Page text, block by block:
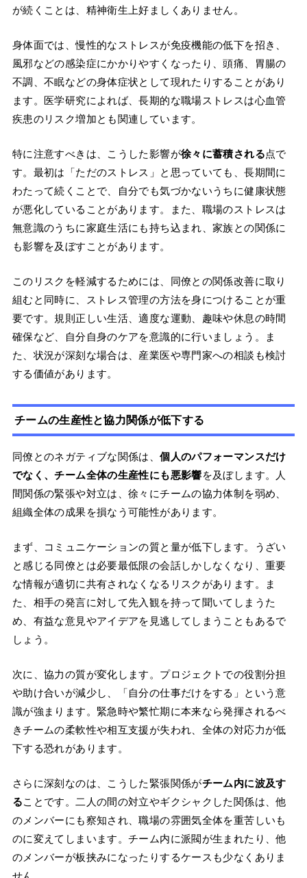
が続くことは、精神衛生上好ましくありません。
身体面では、慢性的なストレスが免疫機能の低下を招き、
風邪などの感染症にかかりやすくなったり、頭痛、胃腸の
不調、不眠などの身体症状として現れたりすることがあり
ます。医学研究によれば、長期的な職場ストレスは心血管
疾患のリスク増加とも関連しています。
特に注意すべきは、こうした影響が徐々に蓄積される点で
す。最初は「ただのストレス」と思っていても、長期間に
わたって続くことで、自分でも気づかないうちに健康状態
が悪化していることがあります。また、職場のストレスは
無意識のうちに家庭生活にも持ち込まれ、家族との関係に
も影響を及ぼすことがあります。
このリスクを軽減するためには、同僚との関係改善に取り
組むと同時に、ストレス管理の方法を身につけることが重
要です。規則正しい生活、適度な運動、趣味や休息の時間
確保など、自分自身のケアを意識的に行いましょう。ま
た、状況が深刻な場合は、産業医や専門家への相談も検討
する価値があります。
チームの生産性と協力関係が低下する
同僚とのネガティブな関係は、個人のパフォーマンスだけ
でなく、チーム全体の生産性にも悪影響を及ぼします。人
間関係の緊張や対立は、徐々にチームの協力体制を弱め、
組織全体の成果を損なう可能性があります。
まず、コミュニケーションの質と量が低下します。うざい
と感じる同僚とは必要最低限の会話しかしなくなり、重要
な情報が適切に共有されなくなるリスクがあります。ま
た、相手の発言に対して先入観を持って聞いてしまうた
め、有益な意見やアイデアを見逃してしまうこともあるで
しょう。
次に、協力の質が変化します。プロジェクトでの役割分担
や助け合いが減少し、「自分の仕事だけをする」という意
識が強まります。緊急時や繁忙期に本来なら発揮されるべ
きチームの柔軟性や相互支援が失われ、全体の対応力が低
下する恐れがあります。
さらに深刻なのは、こうした緊張関係がチーム内に波及す
ることです。二人の間の対立やギクシャクした関係は、他
のメンバーにも察知され、職場の雰囲気全体を重苦しいも
のに変えてしまいます。チーム内に派閥が生まれたり、他
のメンバーが板挟みになったりするケースも少なくありま
せん。